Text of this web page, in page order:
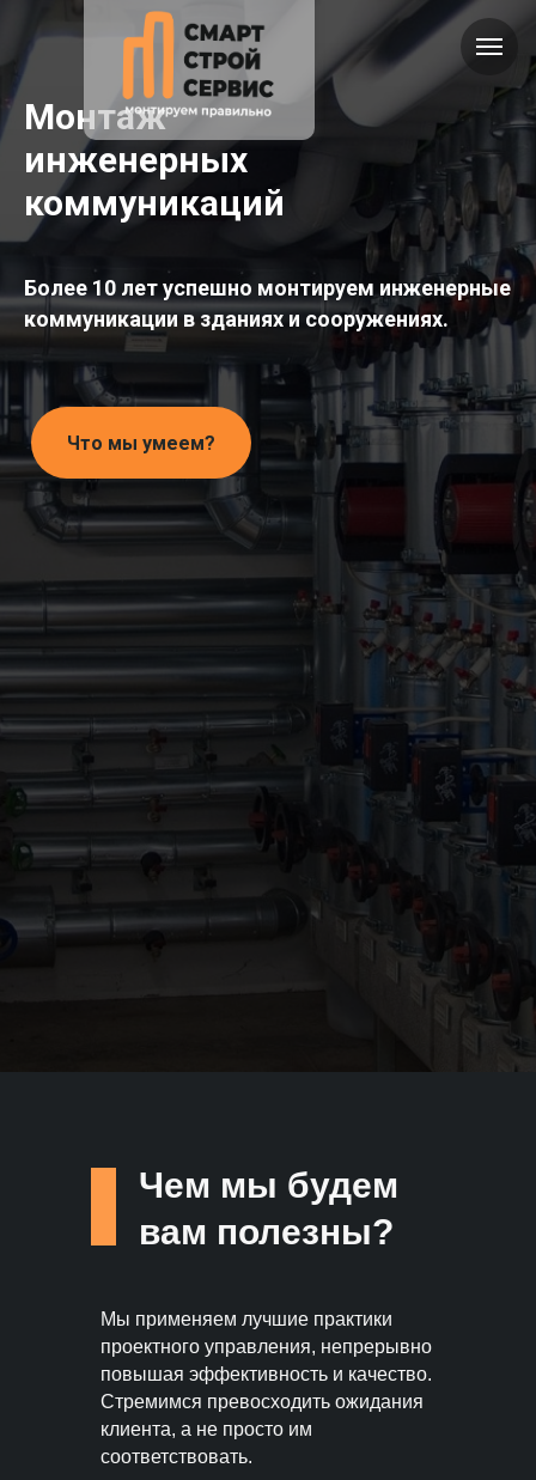
Монтаж
инженерных
коммуникаций
Более 10 лет успешно монтируем инженерные
коммуникации в зданиях и сооружениях.
Что мы умеем?
Чем мы будем
вам полезны?
Мы применяем лучшие практики
проектного управления, непрерывно
повышая эффективность и качество.
Стремимся превосходить ожидания
клиента, а не просто им
соответствовать.